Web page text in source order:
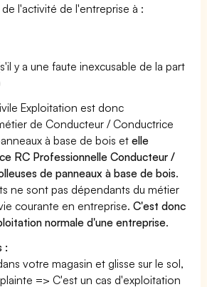
l'activité de l'entreprise à :
y a une faute inexcusable de la part
Exploitation est donc
de Conducteur / Conductrice
à base de bois etelle
RC Professionnelle Conducteur /
de panneaux à base de bois.
ne sont pas dépendants du métier
courante en entreprise.C'est donc
normale d'une entreprise.
:
votre magasin et glisse sur le sol,
=> C'est un cas d'exploitation